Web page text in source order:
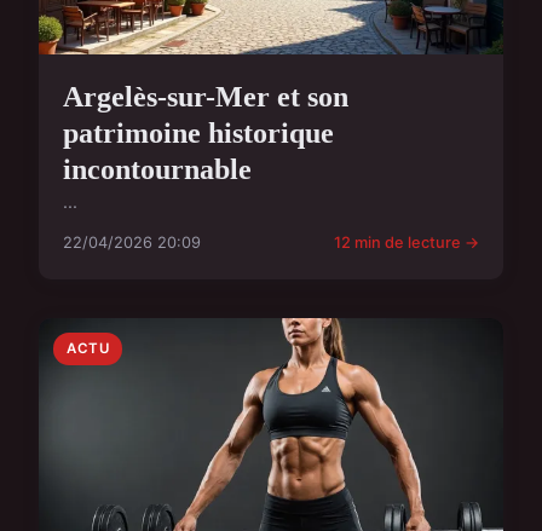
Argelès-sur-Mer et son
patrimoine historique
incontournable
...
22/04/2026 20:09 12 min de lecture →
ACTU